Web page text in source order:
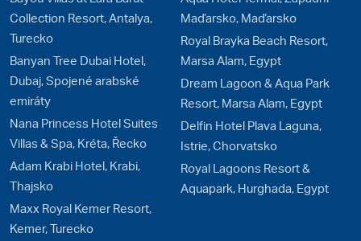
Collection Resort, Antalya,
Turecko
Banyan Tree Dubai Hotel,
Dubaj, Spojené arabské
emiráty
Nana Princess Hotel Suites
Villas & Spa, Kréta, Řecko
Adam Krabi Hotel, Krabi,
Thajsko
Maxx Royal Kemer Resort,
Kemer, Turecko
Maďarsko, Maďarsko
Royal Brayka Beach Resort,
Marsa Alam, Egypt
Dream Lagoon & Aqua Park
Resort, Marsa Alam, Egypt
Delfin Hotel Plava Laguna,
Istrie, Chorvatsko
Royal Lagoons Resort &
Aquapark, Hurghada, Egypt